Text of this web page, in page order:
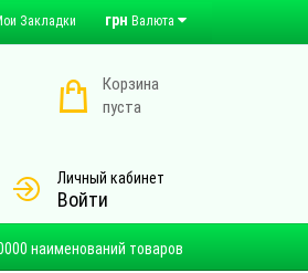
грн Валюта
Закладки
Корзина
пуста
Личный кабинет
Войти
наименований товаров